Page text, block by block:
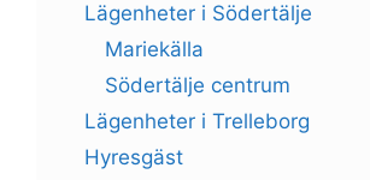
Lägenheter i Södertälje
Mariekälla
Södertälje centrum
Lägenheter i Trelleborg
Hyresgäst